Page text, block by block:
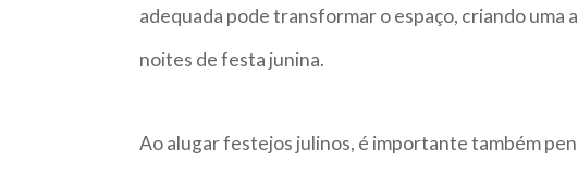
adequada pode transformar o espaço, criando uma
noites de festa junina.
Ao alugar festejos julinos, é importante também